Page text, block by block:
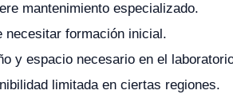
mantenimiento especializado.
necesitar formación inicial.
y espacio necesario en el
limitada en ciertas regiones.